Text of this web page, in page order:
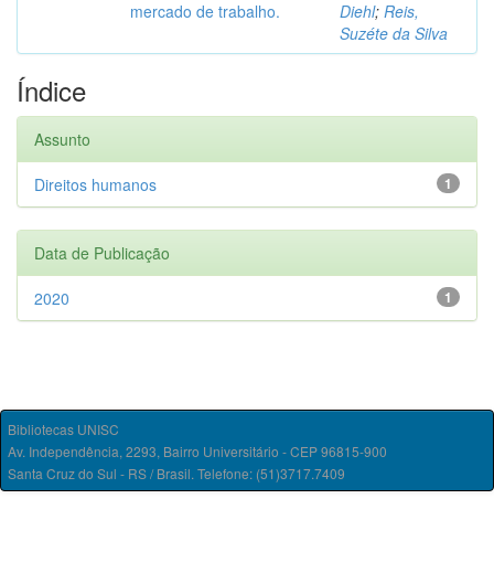
mercado de trabalho.
Diehl; Reis,
Suzéte da Silva
Índice
Assunto
1
Direitos humanos
Data de Publicação
1
2020
Bibliotecas UNISC
Av. Independência, 2293, Bairro Universitário - CEP 96815-900
Santa Cruz do Sul - RS / Brasil. Telefone: (51)3717.7409